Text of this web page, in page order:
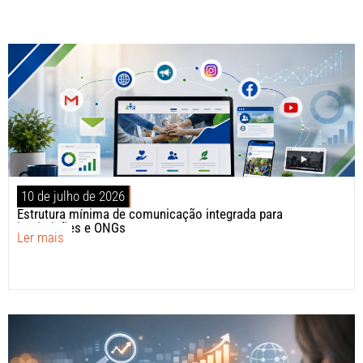
10 de julho de 2026
Estrutura mínima de comunicação integrada para
instituições e ONGs
Ler mais